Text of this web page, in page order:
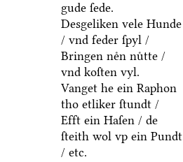
gude ſede.
Desgeliken vele Hunde
/ vnd feder ſpyl /
Bringen neͤn nuͤtte /
vnd koſten vyl.
Vanget he ein Raphon
tho etliker ſtundt /
Efft ein Haſen / de
ſteith wol vp ein Pundt
/ etc.